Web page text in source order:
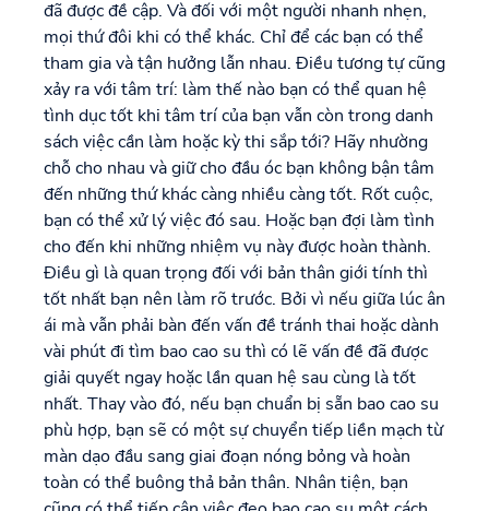
đã được đề cập. Và đối với một người nhanh nhẹn,
mọi thứ đôi khi có thể khác. Chỉ để các bạn có thể
tham gia và tận hưởng lẫn nhau. Điều tương tự cũng
xảy ra với tâm trí: làm thế nào bạn có thể quan hệ
tình dục tốt khi tâm trí của bạn vẫn còn trong danh
sách việc cần làm hoặc kỳ thi sắp tới? Hãy nhường
chỗ cho nhau và giữ cho đầu óc bạn không bận tâm
đến những thứ khác càng nhiều càng tốt. Rốt cuộc,
bạn có thể xử lý việc đó sau. Hoặc bạn đợi làm tình
cho đến khi những nhiệm vụ này được hoàn thành.
Điều gì là quan trọng đối với bản thân giới tính thì
tốt nhất bạn nên làm rõ trước. Bởi vì nếu giữa lúc ân
ái mà vẫn phải bàn đến vấn đề tránh thai hoặc dành
vài phút đi tìm bao cao su thì có lẽ vấn đề đã được
giải quyết ngay hoặc lần quan hệ sau cùng là tốt
nhất. Thay vào đó, nếu bạn chuẩn bị sẵn bao cao su
phù hợp, bạn sẽ có một sự chuyển tiếp liền mạch từ
màn dạo đầu sang giai đoạn nóng bỏng và hoàn
toàn có thể buông thả bản thân. Nhân tiện, bạn